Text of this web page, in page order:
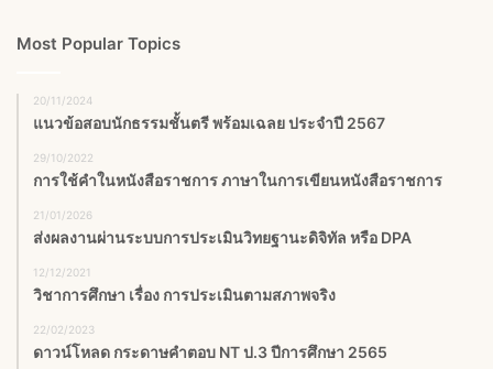
Most Popular Topics
20/11/2024
แนวข้อสอบนักธรรมชั้นตรี พร้อมเฉลย ประจำปี 2567
29/10/2022
การใช้คำในหนังสือราชการ ภาษาในการเขียนหนังสือราชการ
21/01/2026
ส่งผลงานผ่านระบบการประเมินวิทยฐานะดิจิทัล หรือ DPA
12/12/2021
วิชาการศึกษา เรื่อง การประเมินตามสภาพจริง
22/02/2023
ดาวน์โหลด กระดาษคำตอบ NT ป.3 ปีการศึกษา 2565